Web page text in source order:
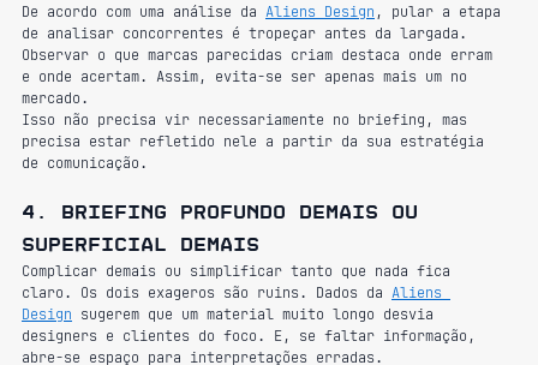
De acordo com uma análise da Aliens Design , pular a etapa
de analisar concorrentes é tropeçar antes da largada.
Observar o que marcas parecidas criam destaca onde erram
e onde acertam. Assim, evita-se ser apenas mais um no
mercado.
Isso não precisa vir necessariamente no briefing, mas
precisa estar refletido nele a partir da sua estratégia
de comunicação.
4. Briefing profundo demais ou
superficial demais
Complicar demais ou simplificar tanto que nada fica
claro. Os dois exageros são ruins. Dados da Aliens
Design sugerem que um material muito longo desvia
designers e clientes do foco. E, se faltar informação,
abre-se espaço para interpretações erradas.